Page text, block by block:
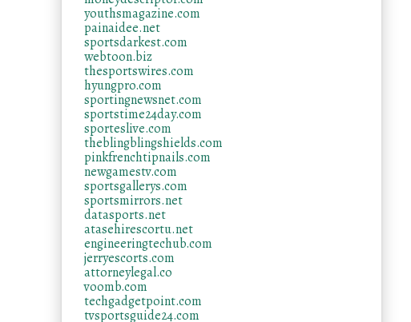
youthsmagazine.com
painaidee.net
sportsdarkest.com
webtoon.biz
thesportswires.com
hyungpro.com
sportingnewsnet.com
sportstime24day.com
sporteslive.com
theblingblingshields.com
pinkfrenchtipnails.com
newgamestv.com
sportsgallerys.com
sportsmirrors.net
datasports.net
atasehirescortu.net
engineeringtechub.com
jerryescorts.com
attorneylegal.co
voomb.com
techgadgetpoint.com
tvsportsguide24.com